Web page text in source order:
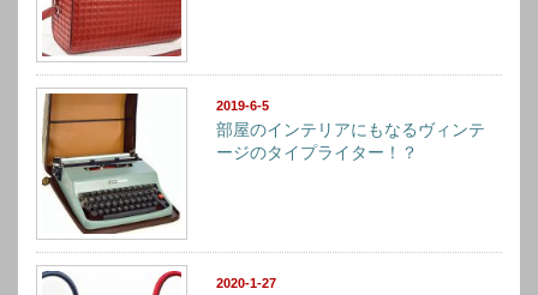
2019-6-5
部屋のインテリアにもなるヴィンテ
ージのタイプライター！？
2020-1-27